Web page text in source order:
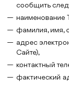
сообщить
наименование
фамилия, имя,
адрес
Сайте),
контактный
фактический